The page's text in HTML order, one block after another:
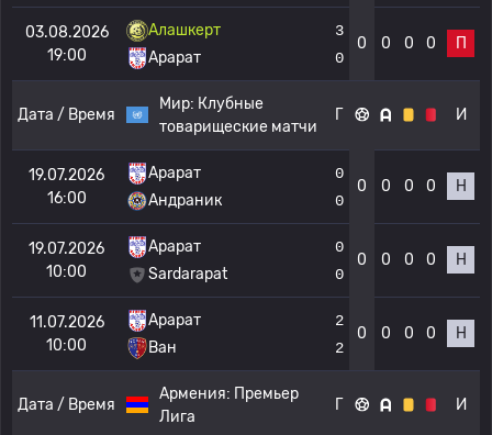
03.08.2026
19:00
Алашкерт
Арарат
3
0
0 0 0 0 П
Дата / Время
Мир: Клубные
товарищеские матчи
Г И
19.07.2026
16:00
Арарат
Андраник
0
0
0 0 0 0 Н
19.07.2026
10:00
Арарат
Sardarapat
0
0
0 0 0 0 Н
11.07.2026
10:00
Арарат
Ван
2
2
0 0 0 0 Н
Дата / Время
Армения: Премьер
Лига
Г И